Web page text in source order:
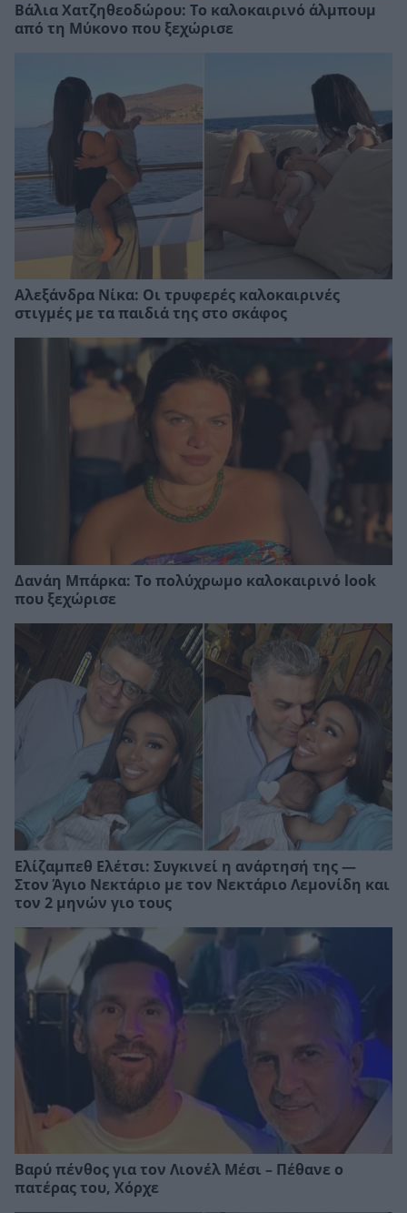
Βάλια Χατζηθεοδώρου: Το καλοκαιρινό άλμπουμ
από τη Μύκονο που ξεχώρισε
Αλεξάνδρα Νίκα: Οι τρυφερές καλοκαιρινές
στιγμές με τα παιδιά της στο σκάφος
Δανάη Μπάρκα: Το πολύχρωμο καλοκαιρινό look
που ξεχώρισε
Ελίζαμπεθ Ελέτσι: Συγκινεί η ανάρτησή της —
Στον Άγιο Νεκτάριο με τον Νεκτάριο Λεμονίδη και
τον 2 μηνών γιο τους
Βαρύ πένθος για τον Λιονέλ Μέσι – Πέθανε ο
πατέρας του, Χόρχε